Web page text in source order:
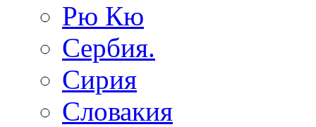
Рю Кю
Сербия.
Сирия
Словакия